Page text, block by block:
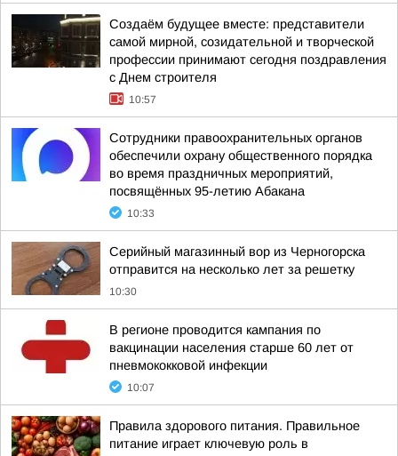
Создаём будущее вместе: представители
самой мирной, созидательной и творческой
профессии принимают сегодня поздравления
с Днем строителя
10:57
Сотрудники правоохранительных органов
обеспечили охрану общественного порядка
во время праздничных мероприятий,
посвящённых 95-летию Абакана
10:33
Серийный магазинный вор из Черногорска
отправится на несколько лет за решетку
10:30
В регионе проводится кампания по
вакцинации населения старше 60 лет от
пневмококковой инфекции
10:07
Правила здорового питания. Правильное
питание играет ключевую роль в